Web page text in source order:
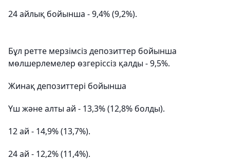
24 айлық бойынша - 9,4% (9,2%).
Бұл ретте мерзімсіз депозиттер бойынша
мөлшерлемелер өзгеріссіз қалды - 9,5%.
Жинақ депозиттері бойынша
Үш және алты ай - 13,3% (12,8% болды).
12 ай - 14,9% (13,7%).
24 ай - 12,2% (11,4%).